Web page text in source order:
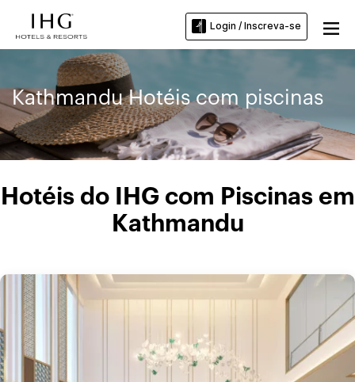
Login / Inscreva-se
Kathmandu Hotéis com piscinas
Hotéis do IHG com Piscinas em
Kathmandu